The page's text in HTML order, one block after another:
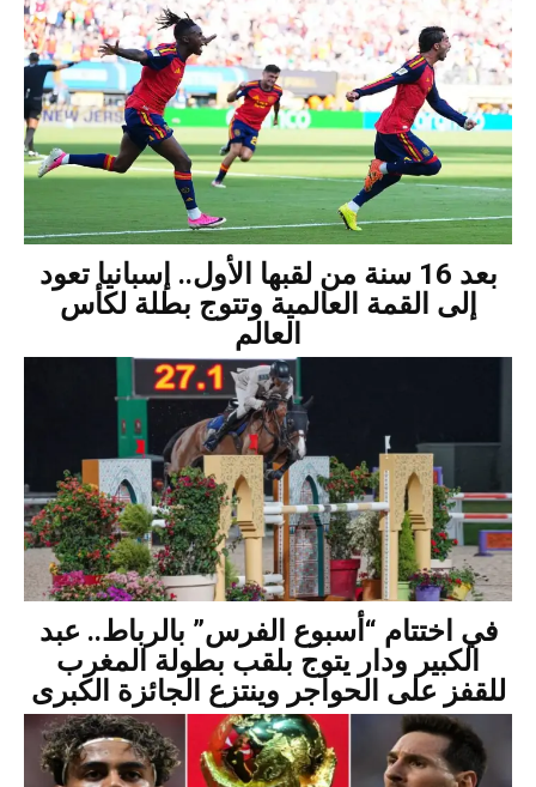
بعد 16 سنة من لقبها الأول.. إسبانيا تعود
إلى القمة العالمية وتتوج بطلة لكأس
العالم
في اختتام “أسبوع الفرس” بالرباط.. عبد
الكبير ودار يتوج بلقب بطولة المغرب
للقفز على الحواجر وينتزع الجائزة الكبرى